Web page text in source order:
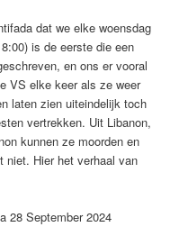
dat we elke woensdag
is de eerste die een
en ons er vooral
VS elke keer als ze weer
laten zien uiteindelijk toch
vertrekken. Uit Libanon,
kunnen ze moorden en
niet. Hier het verhaal van
28 September 2024